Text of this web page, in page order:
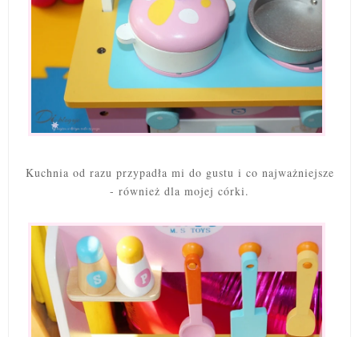
Kuchnia od razu przypadła mi do gustu i co najważniejsze
- również dla mojej córki.